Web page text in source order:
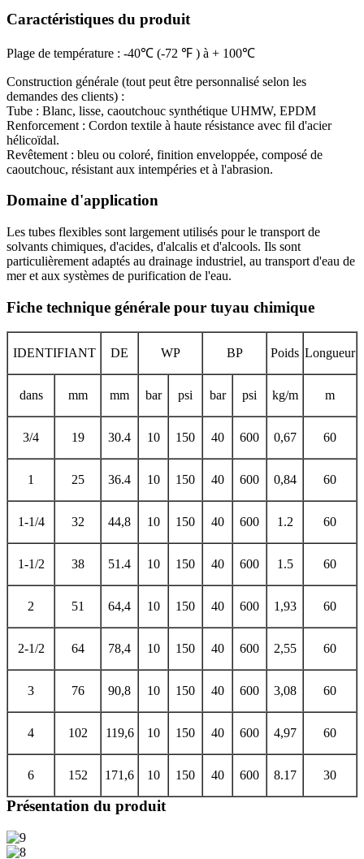
Caractéristiques du produit
Plage de température : -40℃ (-72 ℉ ) à + 100℃
Construction générale (tout peut être personnalisé selon les
demandes des clients) :
Tube : Blanc, lisse, caoutchouc synthétique UHMW, EPDM
Renforcement : Cordon textile à haute résistance avec fil d'acier
hélicoïdal.
Revêtement : bleu ou coloré, finition enveloppée, composé de
caoutchouc, résistant aux intempéries et à l'abrasion.
Domaine d'application
Les tubes flexibles sont largement utilisés pour le transport de
solvants chimiques, d'acides, d'alcalis et d'alcools. Ils sont
particulièrement adaptés au drainage industriel, au transport d'eau de
mer et aux systèmes de purification de l'eau.
Fiche technique générale pour tuyau chimique
IDENTIFIANT DE WP BP Poids Longueur
dans mm mm bar psi bar psi kg/m m
3/4 19 30.4 10 150 40 600 0,67 60
1 25 36.4 10 150 40 600 0,84 60
1-1/4 32 44,8 10 150 40 600 1.2 60
1-1/2 38 51.4 10 150 40 600 1.5 60
2 51 64,4 10 150 40 600 1,93 60
2-1/2 64 78,4 10 150 40 600 2,55 60
3 76 90,8 10 150 40 600 3,08 60
4 102 119,6 10 150 40 600 4,97 60
6 152 171,6 10 150 40 600 8.17 30
Présentation du produit